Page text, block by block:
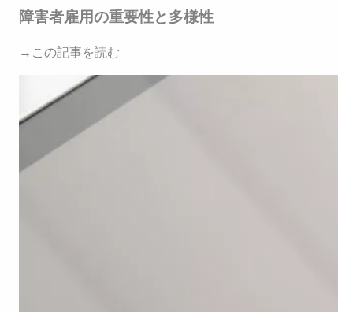
障害者雇用の重要性と多様性
→この記事を読む